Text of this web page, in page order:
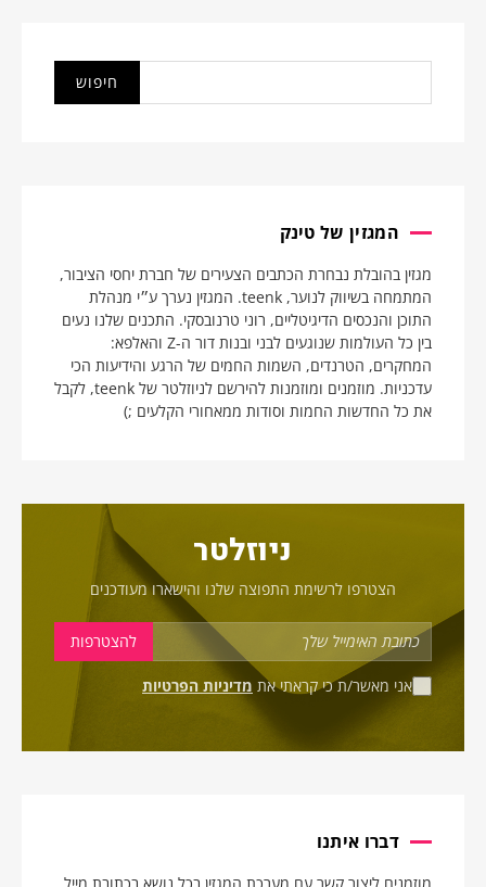
המגזין של טינק
מגזין בהובלת נבחרת הכתבים הצעירים של חברת יחסי הציבור,
המתמחה בשיווק לנוער, teenk. המגזין נערך ע״י מנהלת
התוכן והנכסים הדיגיטליים, רוני טרנובסקי. התכנים שלנו נעים
בין כל העולמות שנוגעים לבני ובנות דור ה-Z והאלפא:
המחקרים, הטרנדים, השמות החמים של הרגע והידיעות הכי
עדכניות. מוזמנים ומוזמנות להירשם לניוזלטר של teenk, לקבל
את כל החדשות החמות וסודות ממאחורי הקלעים ;)
ניוזלטר
הצטרפו לרשימת התפוצה שלנו והישארו מעודכנים
אני מאשר/ת כי קראתי את מדיניות הפרטיות
דברו איתנו